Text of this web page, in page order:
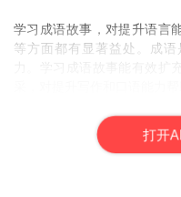
学习成语故事，对提升语言
等方面都有显著益处。成
采，对提升写作和口语能力帮
部分。学习它们有助于了
范，增强文化认同感和民族
打开A